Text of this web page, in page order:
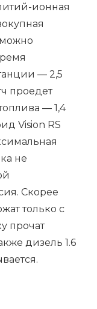
ионная
можно
— 2,5
проедет
— 1,4
Vision RS
не
Скорее
только с
прочат
дизель 1.6